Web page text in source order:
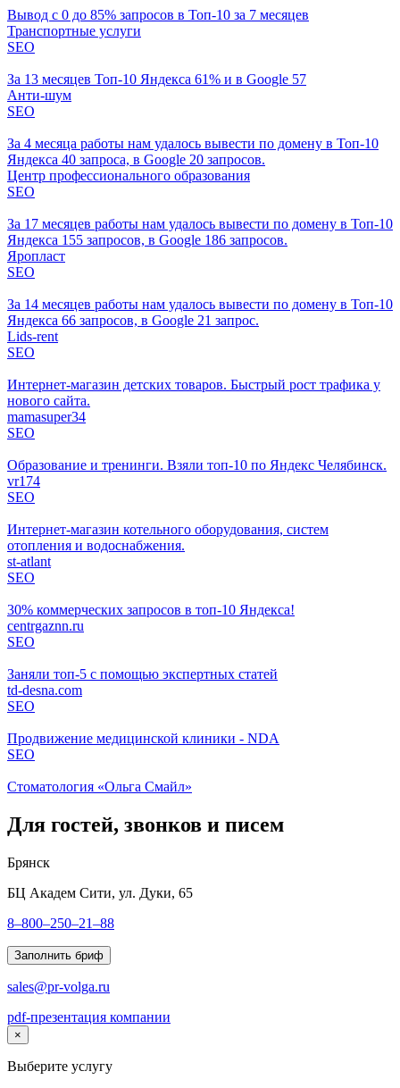
Вывод с 0 до 85% запросов в Топ-10 за 7 месяцев
Транспортные услуги
SEO
За 13 месяцев Топ-10 Яндекса 61% и в Google 57
Анти-шум
SEO
За 4 месяца работы нам удалось вывести по домену в Топ-10
Яндекса 40 запроса, в Google 20 запросов.
Центр профессионального образования
SEO
За 17 месяцев работы нам удалось вывести по домену в Топ-10
Яндекса 155 запросов, в Google 186 запросов.
Яропласт
SEO
За 14 месяцев работы нам удалось вывести по домену в Топ-10
Яндекса 66 запросов, в Google 21 запрос.
Lids-rent
SEO
Интернет-магазин детских товаров. Быстрый рост трафика у
нового сайта.
mamasuper34
SEO
Образование и тренинги. Взяли топ-10 по Яндекс Челябинск.
vr174
SEO
Интернет-магазин котельного оборудования, систем
отопления и водоснабжения.
st-atlant
SEO
30% коммерческих запросов в топ-10 Яндекса!
centrgaznn.ru
SEO
Заняли топ-5 с помощью экспертных статей
td-desna.com
SEO
Продвижение медицинской клиники - NDA
SEO
Стоматология «Ольга Смайл»
Для гостей, звонков и писем
Брянск
БЦ Академ Сити, ул. Дуки, 65
8–800–250–21–88
Заполнить бриф
sales@pr-volga.ru
pdf-презентация компании
×
Выберите услугу